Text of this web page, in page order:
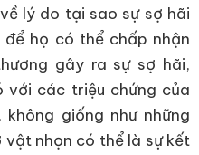
lý do tại sao sự sợ hãi
họ có thể chấp nhận
gây ra sự sợ hãi,
với các triệu chứng của
giống như những
vật nhọn có thể là sự kết